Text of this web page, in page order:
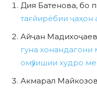
Дия Батенова, бо
тағйирёбии ҷаҳон
Айҷан
гуна хонандагони
омӯзишии худро
Акмарал